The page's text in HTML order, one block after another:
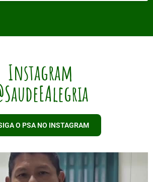
Instagram
O PSA NO INSTAGRAM